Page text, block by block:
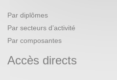
Par diplômes
Par secteurs d’activité
Par composantes
Accès directs